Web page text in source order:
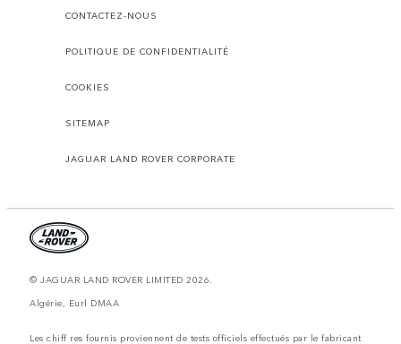
CONTACTEZ-NOUS
POLITIQUE DE CONFIDENTIALITÉ
COOKIES
SITEMAP
JAGUAR LAND ROVER CORPORATE
© JAGUAR LAND ROVER LIMITED 2026.
Algérie, Eurl DMAA
Les chiff res fournis proviennent de tests officiels effectués par le fabricant